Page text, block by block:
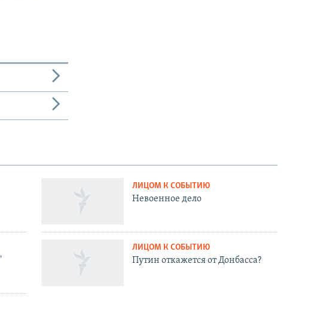
ЛИЦОМ К СОБЫТИЮ
Невоенное дело
ЛИЦОМ К СОБЫТИЮ
Путин откажется от Донбасса?